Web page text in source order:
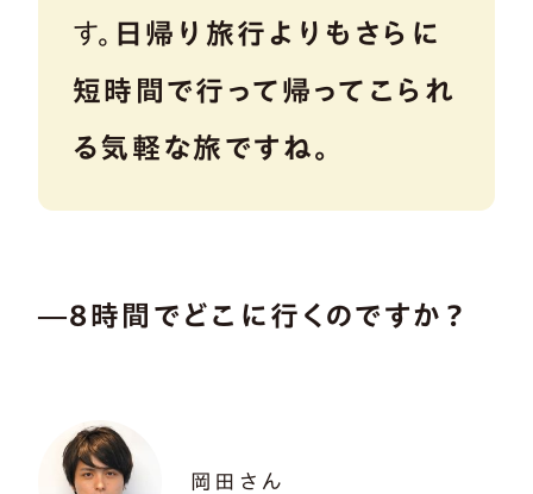
す。 日帰り旅行よりもさらに
短時間で行って帰ってこられ
る気軽な旅ですね。
―8時間でどこに行くのですか？
岡田さん